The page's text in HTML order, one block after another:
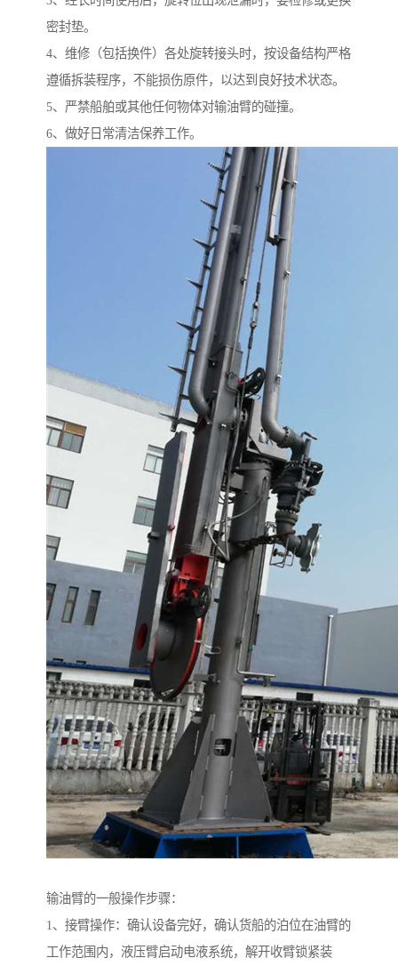
密封垫。
4、维修（包括换件）各处旋转接头时，按设备结构严格
遵循拆装程序，不能损伤原件，以达到良好技术状态。
5、严禁船舶或其他任何物体对输油臂的碰撞。
6、做好日常清洁保养工作。
输油臂的一般操作步骤：
1、接臂操作：确认设备完好，确认货船的泊位在油臂的
工作范围内，液压臂启动电液系统，解开收臂锁紧装